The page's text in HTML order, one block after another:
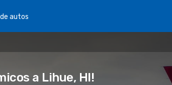
autos
a Lihue, HI!